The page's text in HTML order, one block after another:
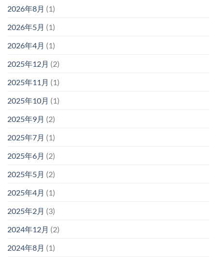
2026年8月 (1)
2026年5月 (1)
2026年4月 (1)
2025年12月 (2)
2025年11月 (1)
2025年10月 (1)
2025年9月 (2)
2025年7月 (1)
2025年6月 (2)
2025年5月 (2)
2025年4月 (1)
2025年2月 (3)
2024年12月 (2)
2024年8月 (1)